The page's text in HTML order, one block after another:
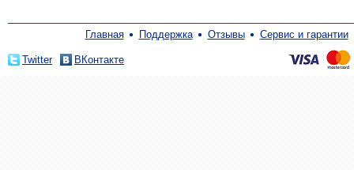
Главная Поддержка Отзывы Сервис и гарантии
Twitter ВКонтакте